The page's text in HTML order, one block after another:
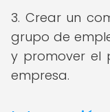
3. Crear un
grupo de
y promover el
empresa.